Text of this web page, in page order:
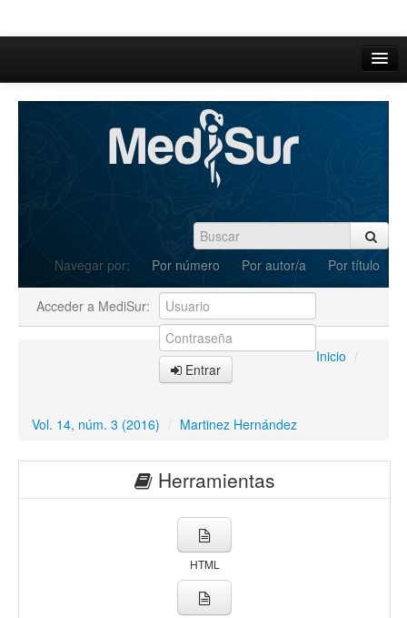
Inicio
Actual
Archivos
Navegar por: Por número Por autor/a Por título
Acceder a MediSur:
Entrar
Inicio /
Vol. 14, núm. 3 (2016) / Martinez Hernández
Herramientas
HTML